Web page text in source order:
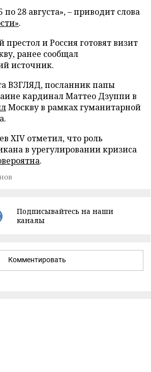
по 28 августа», – приводит слова
.
престол и Россия готовят визит
ранее сообщал
источник.
ВЗГЛЯД, посланник папы
кардинал Маттео Дзуппи в
Москву в рамках гуманитарной
XIV отметил, что роль
в урегулировании кризиса
.
Подписывайтесь на наши
каналы
Комментировать